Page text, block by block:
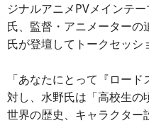
ジナルアニメPVメインテ
氏、監督・アニメーター
氏が登壇してトークセッシ
「あなたにとって『ロー
対し、水野氏は「高校生
世界の歴史、キャラクター